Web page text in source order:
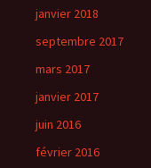
janvier 2018
septembre 2017
mars 2017
janvier 2017
juin 2016
février 2016